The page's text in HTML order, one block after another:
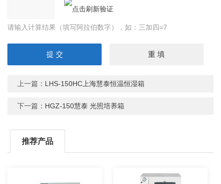
请输入计算结果（填写阿拉伯数字），如：三加四=7
上一篇： LHS-150HC上海慧泰恒温恒湿箱
下一篇： HGZ-150慧泰 光照培养箱
推荐产品